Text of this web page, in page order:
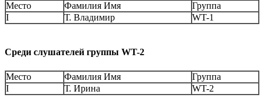
Место Фамилия Имя
Группа
I
Т. Владимир WT-1
Среди слушателей группы WT-2
Место Фамилия Имя
Группа
I
Т. Ирина WT-2